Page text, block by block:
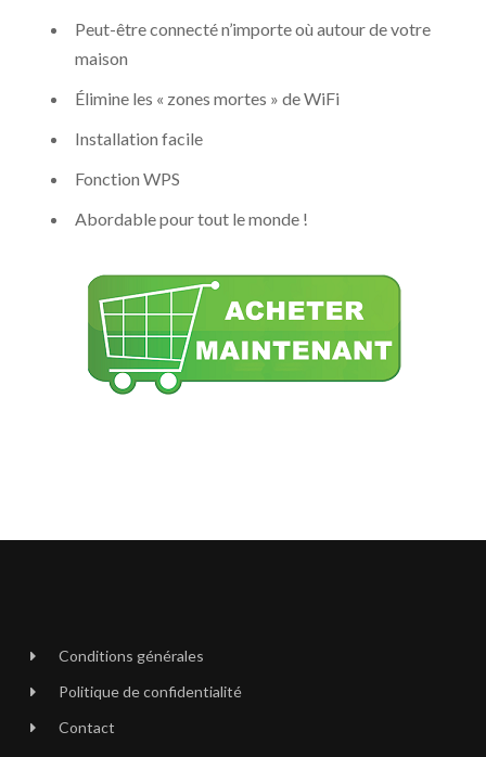
Peut-être connecté n’importe où autour de votre
maison
Élimine les « zones mortes » de WiFi
Installation facile
Fonction WPS
Abordable pour tout le monde !
Conditions générales
Politique de confidentialité
Contact